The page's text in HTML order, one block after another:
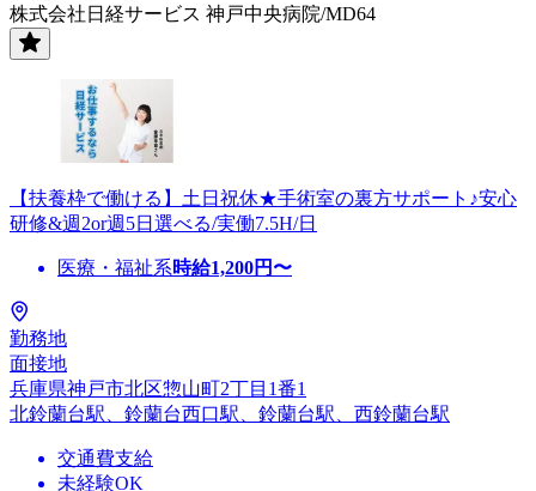
株式会社日経サービス 神戸中央病院/MD64
【扶養枠で働ける】土日祝休★手術室の裏方サポート♪安心
研修&週2or週5日選べる/実働7.5H/日
医療・福祉系時給1,200円〜
勤務地
面接地
兵庫県神戸市北区惣山町2丁目1番1
北鈴蘭台駅、鈴蘭台西口駅、鈴蘭台駅、西鈴蘭台駅
交通費支給
未経験OK